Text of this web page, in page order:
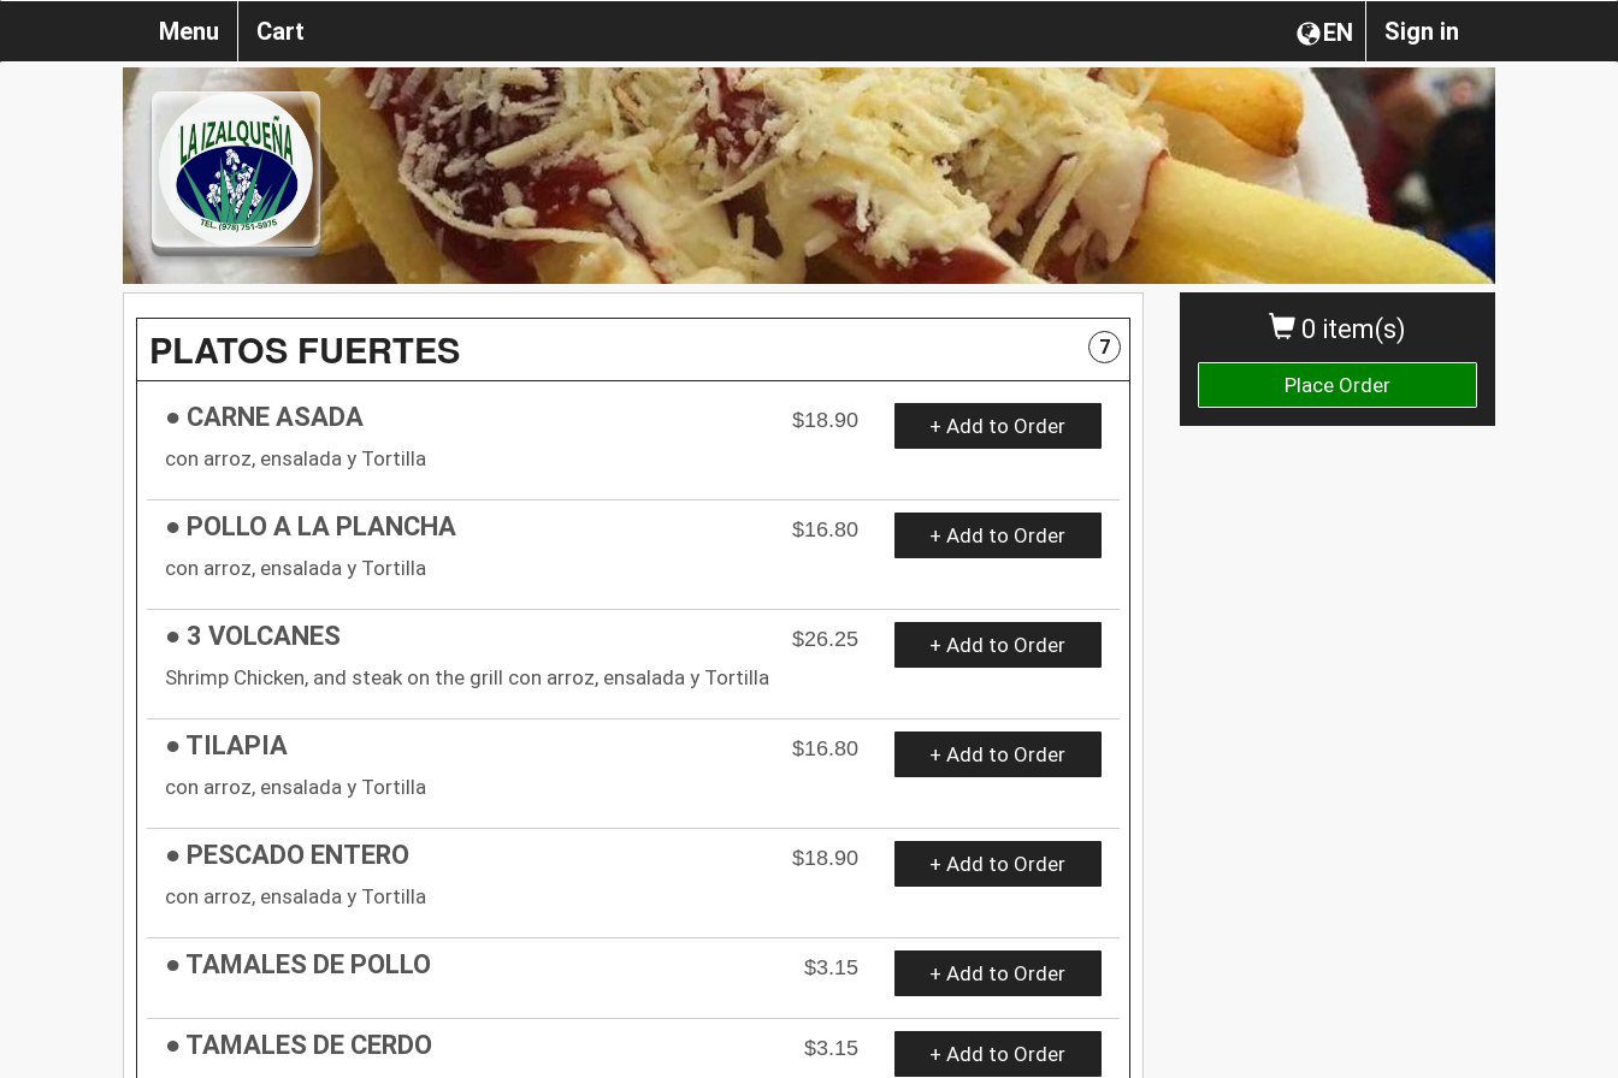
Sign in
EN
Menu Cart
0 item(s)
Place Order
PLATOS FUERTES 7
● CARNE ASADA
$18.90
con arroz, ensalada y Tortilla
+ Add to Order
● POLLO A LA PLANCHA
$16.80
con arroz, ensalada y Tortilla
+ Add to Order
● 3 VOLCANES
$26.25
Shrimp Chicken, and steak on the grill con arroz, ensalada y Tortilla
+ Add to Order
● TILAPIA
$16.80
con arroz, ensalada y Tortilla
+ Add to Order
● PESCADO ENTERO
$18.90
con arroz, ensalada y Tortilla
+ Add to Order
● TAMALES DE POLLO $3.15 + Add to Order
● TAMALES DE CERDO $3.15 + Add to Order